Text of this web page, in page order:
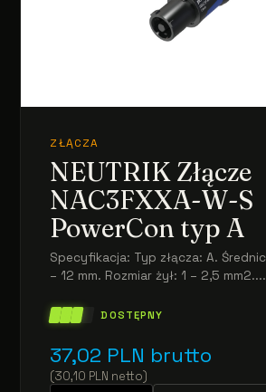
ZŁĄCZA
NEUTRIK Złącze
NAC3FXXA-W-S
PowerCon typ A
Specyfikacja: Typ złącza: A.
– 12 mm. Rozmiar żył: 1 – 2,5 mm2....
DOSTĘPNY
37,02 PLN brutto
(30,10 PLN netto)